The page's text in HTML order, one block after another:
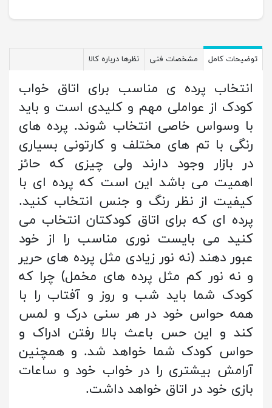
توضیحات کامل مشخصات فنی نظرها درباره کالا
انتخاب پرده ی مناسب برای اتاق خواب
کودک از عواملی مهم و کلیدی است و باید
با وسواس خاصی انتخاب شوند. پرده های
رنگی با تم های مختلف و کارتونی بسیاری
در بازار وجود دارند ولی چیزی که حائز
اهمیت می باشد این است که پرده ای با
کیفیت از نظر رنگ و جنس انتخاب کنید.
پرده ای که برای اتاق کودکتان انتخاب می
کنید می بایست نوری مناسب را از خود
عبور دهند (نه نور زیادی مثل پرده های حریر
و نه نور کم مثل پرده های مخمل) چرا که
کودک شما باید شب و روز و آفتاب را با
همه حواس خود در هر سنی درک و لمس
کند و این حس باعث بالا رفتن ادراک و
حواس کودک شما خواهد شد. و همچنین
آرامش بیشتری را در خواب خود و ساعات
بازی خود در اتاق خواهد داشت.